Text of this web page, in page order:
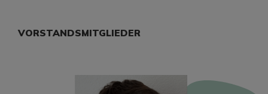
VORSTANDSMITGLIEDER